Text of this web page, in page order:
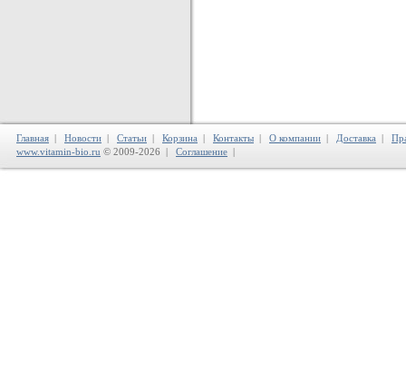
Главная | Новости | Статьи | Корзина | Контакты | О компании | Доставка |
www.vitamin-bio.ru © 2009-2026 | Соглашение |